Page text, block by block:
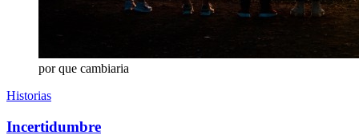
por que cambiaria
Historias
Incertidumbre